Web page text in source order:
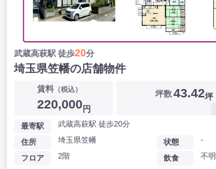
武蔵高萩駅 徒歩20分
埼玉県笠幡の店舗物件
賃料（税込）
220,000円
坪数43.42坪
最寄駅 武蔵高萩駅 徒歩20分
住所 埼玉県笠幡
フロア 2階
状態 -
飲食 不明